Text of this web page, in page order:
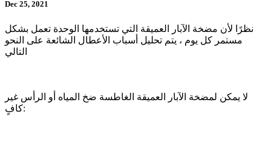
Dec 25, 2021
نظرًا لأن مضخة الآبار العميقة التي تستخدمها الوحدة تعمل بشكل
مستمر كل يوم ، يتم تحليل أسباب الأعطال الشائعة على النحو
التالي
لا يمكن لمضخة الآبار العميقة الغاطسة ضخ المياه أو الرأس غير
كافٍ: